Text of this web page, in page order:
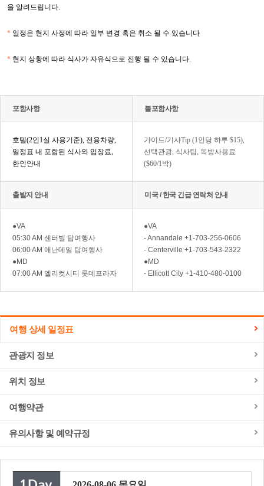
을 알려드립니다.
* 일정은 현지 사정에 따라 일부 변경 혹은 취소 될 수 있습니다
* 현지 상황에 따라 식사가 자유식으로 진행 될 수 있습니다.
포함사항
호텔(2인1실 사용기준), 전용차량,
일정표 내 포함된 식사와 입장료,
한인안내
불포함사항
가이드/기사Tip (1인당 하루 $15),
선택관광, 식사팁, 독방사용료
($60/1박)
출발지 안내
●VA
05:30 AM 센터빌 탑여행사
06:00 AM 애난데일 탑여행사
●MD
07:00 AM 엘리컷시티 롯데프라자
미국 / 한국 긴급 연락처 안내
●VA
- Annandale +1-703-256-0606
- Centerville +1-703-543-2322
●MD
- Ellicott City +1-410-480-0100
여행 상세 일정표
관광지 정보
위치 정보
여행약관
유의사항 및 예약규정